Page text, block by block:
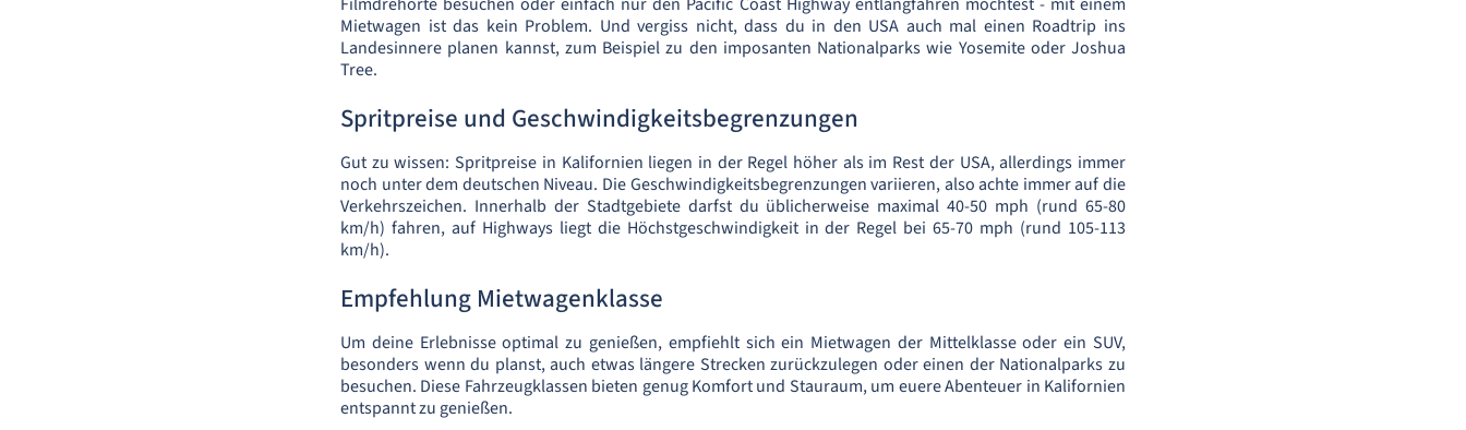
Mietwagen ist das kein Problem. Und vergiss nicht, dass du in den USA auch mal einen Roadtrip ins
Landesinnere planen kannst, zum Beispiel zu den imposanten Nationalparks wie Yosemite oder Joshua
Tree.
Spritpreise und Geschwindigkeitsbegrenzungen
Gut zu wissen: Spritpreise in Kalifornien liegen in der Regel höher als im Rest der USA, allerdings immer
noch unter dem deutschen Niveau. Die Geschwindigkeitsbegrenzungen variieren, also achte immer auf die
Verkehrszeichen. Innerhalb der Stadtgebiete darfst du üblicherweise maximal 40-50 mph (rund 65-80
km/h) fahren, auf Highways liegt die Höchstgeschwindigkeit in der Regel bei 65-70 mph (rund 105-113
km/h).
Empfehlung Mietwagenklasse
Um deine Erlebnisse optimal zu genießen, empfiehlt sich ein Mietwagen der Mittelklasse oder ein SUV,
besonders wenn du planst, auch etwas längere Strecken zurückzulegen oder einen der Nationalparks zu
besuchen. Diese Fahrzeugklassen bieten genug Komfort und Stauraum, um euere Abenteuer in Kalifornien
entspannt zu genießen.